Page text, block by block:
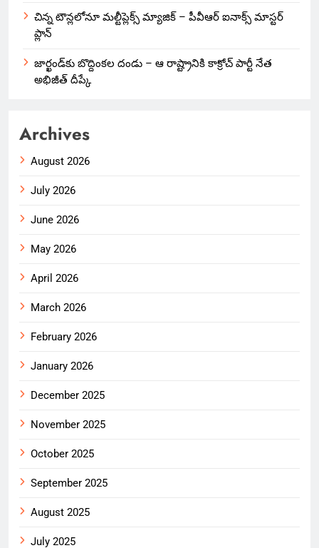
చిన్న టౌన్లలోనూ మల్టీప్లెక్స్‌ మ్యాజిక్ – పీవీఆర్ ఐనాక్స్ మాస్టర్
ప్లాన్
జార్ఖండ్‌కు బొద్దింకల దండు – ఆ రాష్ట్రానికి కాక్రోచ్ పార్టీ నేత
అభిజీత్ దీప్కే
Archives
August 2026
July 2026
June 2026
May 2026
April 2026
March 2026
February 2026
January 2026
December 2025
November 2025
October 2025
September 2025
August 2025
July 2025